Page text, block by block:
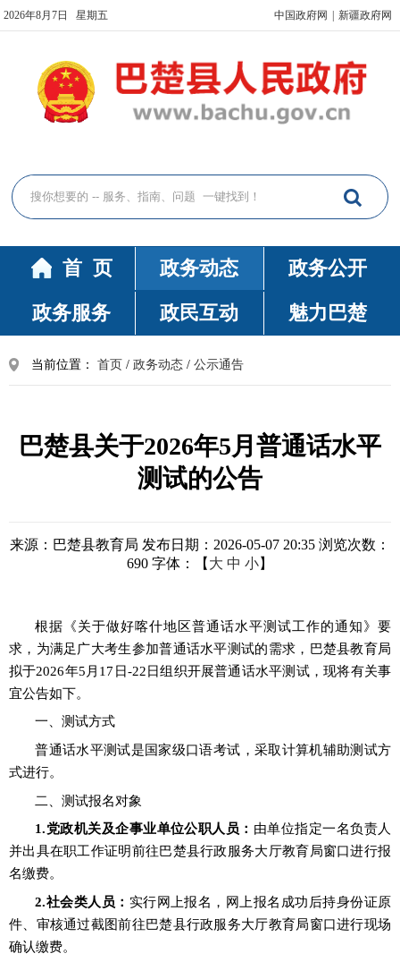
2026年8月7日 星期五 中国政府网 新疆政府网
首 页 政务动态
政务公开
政务服务
政民互动 魅力巴楚
当前位置： 首页 / 政务动态 / 公示通告
巴楚县关于2026年5月普通话水平
测试的公告
来源：巴楚县教育局 发布日期：2026-05-07 20:35 浏览次数：
690 字体：【 大 中 小】
根据《关于做好喀什地区普通话水平测试工作的通知》要
求， 为满足广大考生参加普通话水平测试的需求， 巴楚县教育局
拟于2026年5 月 17 日-22日组织开展普通话水平测试，现将有关事
宜公告如下。
一、测试方式
普通话水平测试是国家级口语考试，采取计算机辅助测试方
式进行。
二、测试报名对象
1.党政机关及企事业单位公职人员： 由单位指定一名负责人
并出具在职工作证明前往巴楚县行政服务大厅教育局窗口进行报
名缴费。
2.社会类人员： 实行网上报名，网上报名成功后持身份证原
件、审核通过截图前往巴楚县行政服务大厅教育局窗口进行现场
确认缴费。